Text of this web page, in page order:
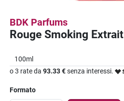
BDK Parfums
Rouge Smoking Extrait
100ml
o 3 rate da 93.33 €senza interessi.
Formato